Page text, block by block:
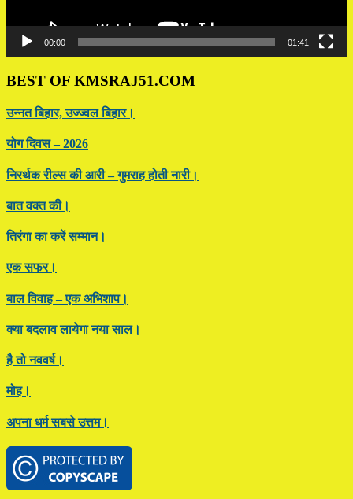
00:00 01:41
BEST OF KMSRAJ51.COM
उन्नत बिहार, उज्ज्वल बिहार।
योग दिवस – 2026
निरर्थक रील्स की आरी – गुमराह होती नारी।
बात वक्त की।
तिरंगा का करें सम्मान।
एक सफर।
बाल विवाह – एक अभिशाप।
क्या बदलाव लायेगा नया साल।
है तो नववर्ष।
मोह।
अपना धर्म सबसे उत्तम।
Footer